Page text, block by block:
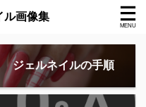
ル画像集
ジェルネイルの手順